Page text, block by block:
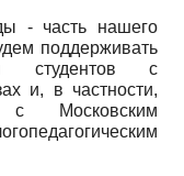
- часть нашего
поддерживать
студентов с
и, в частности,
с Московским